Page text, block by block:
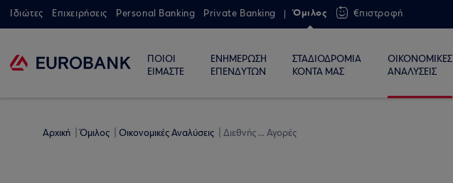
Ιδιώτες Επιχειρήσεις Personal Banking Private Banking Όμιλος €πιστροφή
ΠΟΙΟΙ
ΕΙΜΑΣΤΕ
ΕΝΗΜΕΡΩΣΗ
ΕΠΕΝΔΥΤΩΝ
ΣΤΑΔΙΟΔΡΟΜΙΑ
ΚΟΝΤΑ ΜΑΣ
ΟΙΚΟΝΟΜΙΚΕΣ
ΑΝΑΛΥΣΕΙΣ
Αρχική Όμιλος Οικονομικές Αναλύσεις Διεθνής ... Αγορές